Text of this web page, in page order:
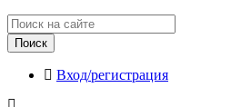
Поиск
Вход/регистрация